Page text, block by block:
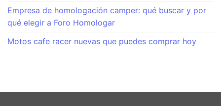
Empresa de homologación camper: qué buscar y por
qué elegir a Foro Homologar
Motos cafe racer nuevas que puedes comprar hoy